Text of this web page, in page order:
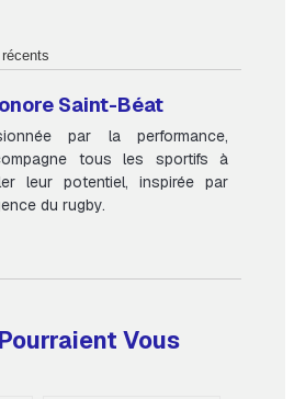
Saint-Béat
par la performance,
tous les sportifs à
leur potentiel, inspirée par
du rugby.
Vous